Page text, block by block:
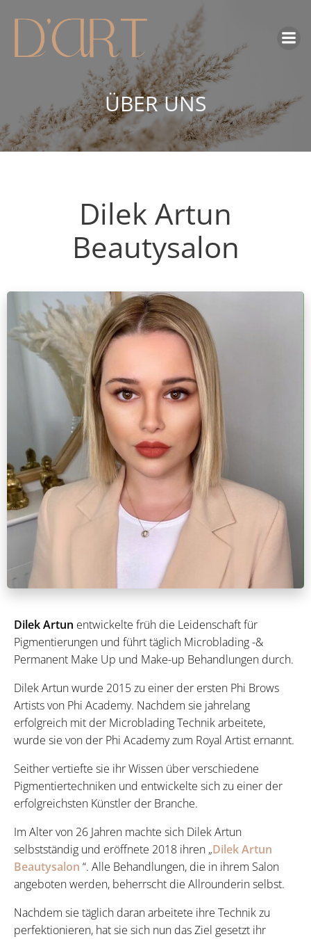
content
ÜBER UNS
Dilek Artun
Beautysalon
Dilek Artun entwickelte früh die Leidenschaft für
Pigmentierungen und führt täglich Microblading -&
Permanent Make Up und Make-up Behandlungen durch.
Dilek Artun wurde 2015 zu einer der ersten Phi Brows
Artists von Phi Academy. Nachdem sie jahrelang
erfolgreich mit der Microblading Technik arbeitete,
wurde sie von der Phi Academy zum Royal Artist ernannt.
Seither vertiefte sie ihr Wissen über verschiedene
Pigmentiertechniken und entwickelte sich zu einer der
erfolgreichsten Künstler der Branche.
Im Alter von 26 Jahren machte sich Dilek Artun
selbstständig und eröffnete 2018 ihren „Dilek Artun
Beautysalon “. Alle Behandlungen, die in ihrem Salon
angeboten werden, beherrscht die Allrounderin selbst.
Nachdem sie täglich daran arbeitete ihre Technik zu
perfektionieren, hat sie sich nun das Ziel gesetzt ihr